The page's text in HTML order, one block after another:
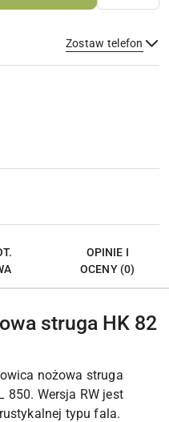
Zostaw telefon
OPINIE I
OCENY (0)
struga HK 82
nożowa struga
850. Wersja RW jest
typu fala.